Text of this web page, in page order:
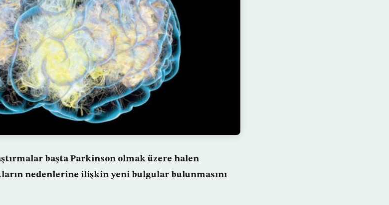
başta Parkinson olmak üzere halen
nedenlerine ilişkin yeni bulgular bulunmasını